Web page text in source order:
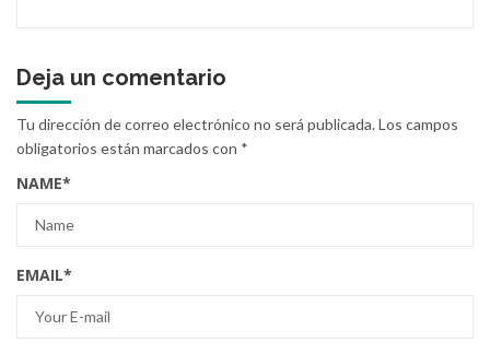
Deja un comentario
Tu dirección de correo electrónico no será publicada.Los campos
obligatorios están marcados con *
NAME*
EMAIL*